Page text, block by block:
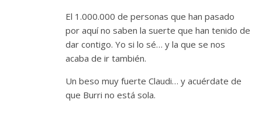
El 1.000.000 de personas que han pasado
por aquí no saben la suerte que han tenido de
dar contigo. Yo si lo sé… y la que se nos
acaba de ir también.
Un beso muy fuerte Claudi… y acuérdate de
que Burri no está sola.